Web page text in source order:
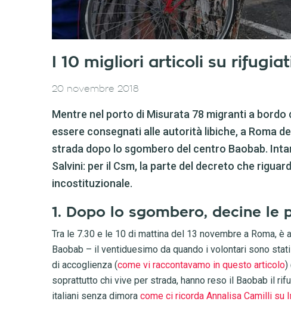
I 10 migliori articoli su
20 novembre 2018
Mentre nel porto di Misurata 78 migranti a bordo
essere consegnati alle autorità libiche, a Roma
strada dopo lo sgombero del centro Baobab.
Salvini: per il Csm, la parte del decreto che
incostituzionale.
1. Dopo lo sgombero, decine le
Tra le 7.30 e le 10 di mattina del 13 novembre a Roma,
Baobab – il ventiduesimo da quando i volontari sono
di accoglienza (come vi raccontavamo in questo articolo)
soprattutto chi vive per strada, hanno reso il Baobab il
italiani senza dimora come ci ricorda Annalisa Camilli su